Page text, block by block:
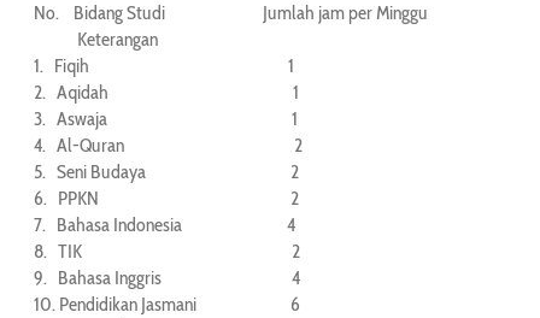
No. Bidang Studi Jumlah jam per Minggu
Keterangan
1. Fiqih 1
2. Aqidah 1
3. Aswaja 1
4. Al-Quran 2
5. Seni Budaya 2
6. PPKN 2
7. Bahasa Indonesia 4
8. TIK 2
9. Bahasa Inggris 4
10. Pendidikan Jasmani 6